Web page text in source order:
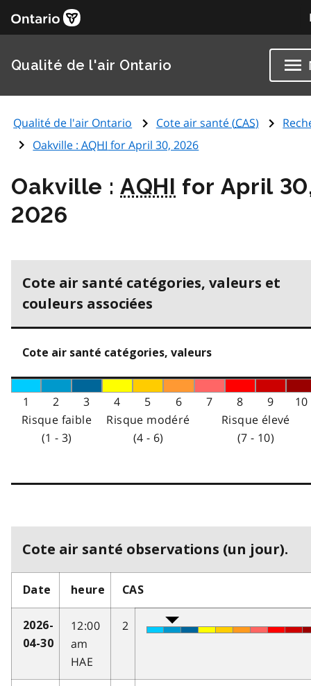
Qualité de l'air Ontario
Qualité de l'air Ontario Cote air santé (CAS)
Oakville :AQHI for April 30, 2026
Oakville :AQHI for April
2026
Cote air santé catégories, valeurs et
couleurs associées
Cote air santé catégories, valeurs
1 2 3 4 5 6 7 8 9
10
Risque faible
(1 - 3)
Risque modéré
(4 - 6)
Risque élevé
(7 - 10)
Cote air santé observations (un jour).
Date heure CAS
2026-
04-30
12:00
am
HAE
2